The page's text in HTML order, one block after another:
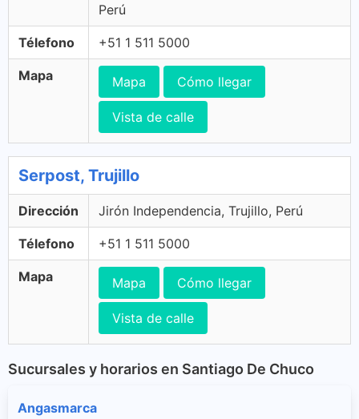
Perú
Télefono +51 1 511 5000
Mapa Mapa Cómo llegar
Vista de calle
Serpost, Trujillo
Dirección Jirón Independencia, Trujillo, Perú
Télefono +51 1 511 5000
Mapa Mapa Cómo llegar
Vista de calle
Sucursales y horarios en Santiago De Chuco
Angasmarca